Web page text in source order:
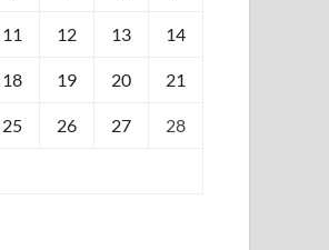
11 12 13 14
18 19 20 21
25 26 27 28